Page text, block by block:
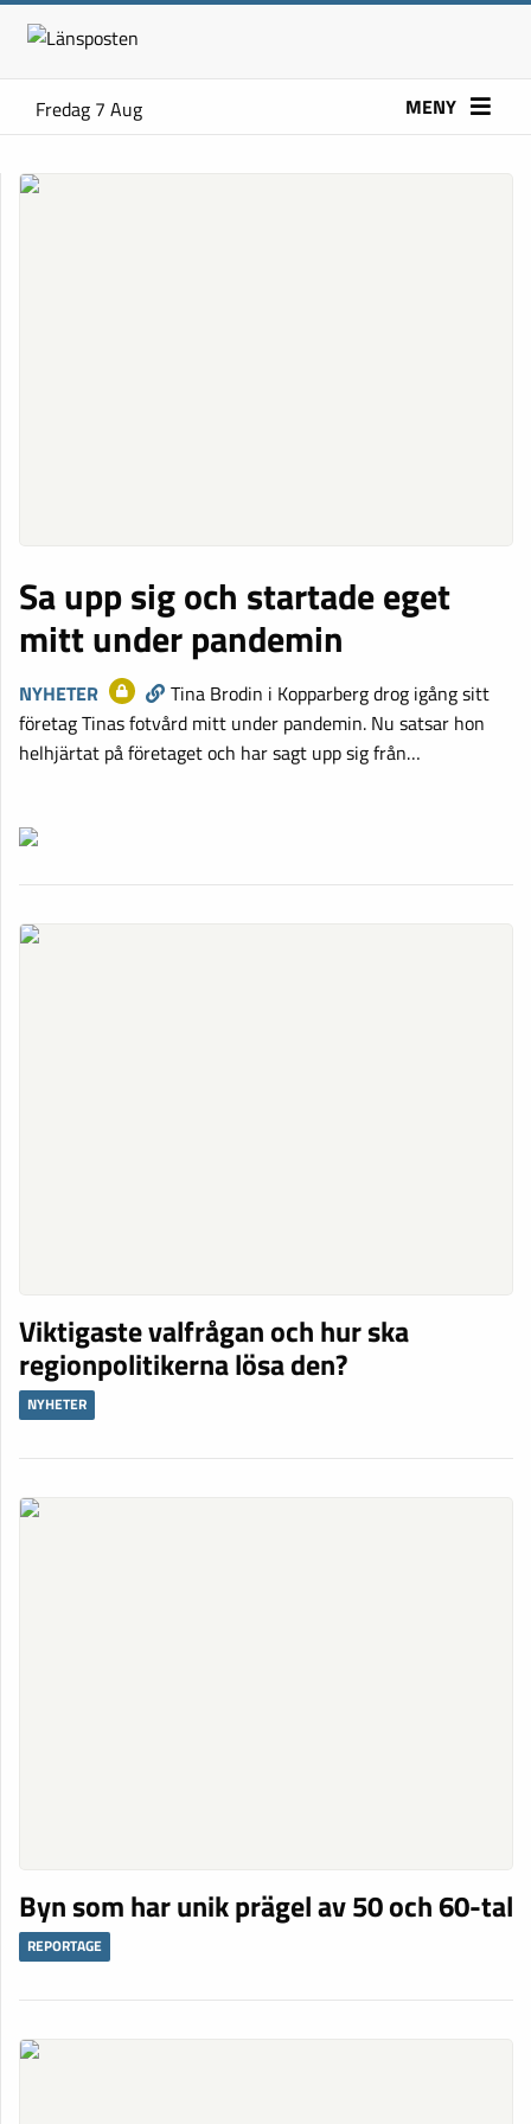
Fredag 7 Aug MENY
Sa upp sig och startade eget
mitt under pandemin
NYHETER
Tina Brodin i Kopparberg drog igång sitt
företag Tinas fotvård mitt under pandemin. Nu satsar hon
helhjärtat på företaget och har sagt upp sig från…
Viktigaste valfrågan och hur ska
regionpolitikerna lösa den?
NYHETER
Byn som har unik prägel av 50 och 60-tal
REPORTAGE